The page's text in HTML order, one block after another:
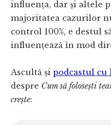
influența, dar și altele
majoritatea cazurilor
control 100%, e destul
influențează în mod
Ascultă șipodcastul cu
despre Cum să folosești
crește: